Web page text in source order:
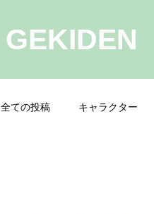
GEKIDEN
全ての投稿 キャラクター